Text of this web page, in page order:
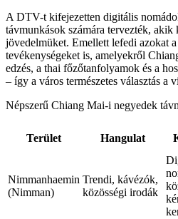
A DTV-t kifejezetten digitális
távmunkások számára tervezték,
jövedelmüket. Emellett lefedi azokat
tevékenységeket is, amelyekről
edzés, a thai főzőtanfolyamok és a
– így a város természetes választás a
Népszerű Chiang Mai-i negyedek
Terület Hangulat
Nimmanhaemin
(Nimman)
Trendi, kávézók,
közösségi irodák